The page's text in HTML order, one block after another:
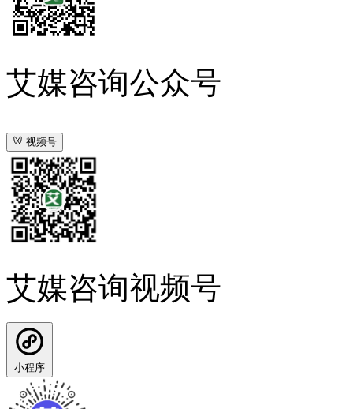
艾媒咨询公众号
视频号
艾媒咨询视频号
小程序